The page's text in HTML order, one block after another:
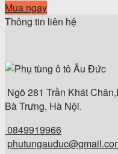
Mua ngay
Thông tin liên hệ
Ngõ 281 Trần Khát
Bà Trưng, Hà Nội.
0849919966